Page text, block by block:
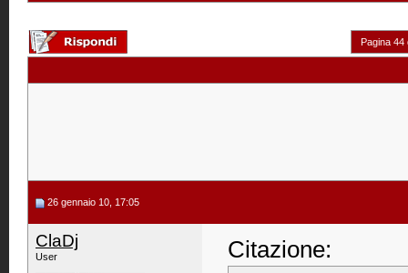
Pagina 44
26 gennaio 10, 17:05
ClaDj
User Citazione: